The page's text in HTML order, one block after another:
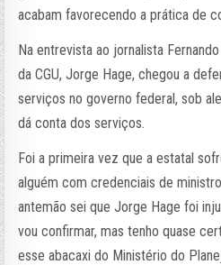
acabam favorecendo a prática de
Na entrevista ao jornalista
da CGU, Jorge Hage, chegou a
serviços no governo federal, sob
dá conta dos serviços.
Foi a primeira vez que a estatal
alguém com credenciais de
antemão sei que Jorge Hage foi
vou confirmar, mas tenho quase
esse abacaxi do Ministério do